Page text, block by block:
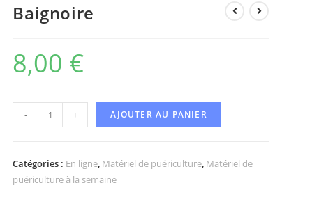
Baignoire
8,00 €
- + AJOUTER AU PANIER
Catégories : En ligne, Matériel de puériculture, Matériel de
puériculture à la semaine